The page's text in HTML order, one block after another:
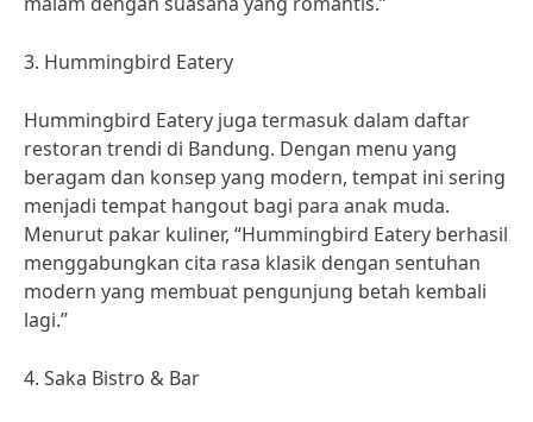
3. Hummingbird Eatery
Hummingbird Eatery juga termasuk dalam daftar
restoran trendi di Bandung. Dengan menu yang
beragam dan konsep yang modern, tempat ini sering
menjadi tempat hangout bagi para anak muda.
Menurut pakar kuliner, “Hummingbird Eatery berhasil
menggabungkan cita rasa klasik dengan sentuhan
modern yang membuat pengunjung betah kembali
lagi.”
4. Saka Bistro & Bar